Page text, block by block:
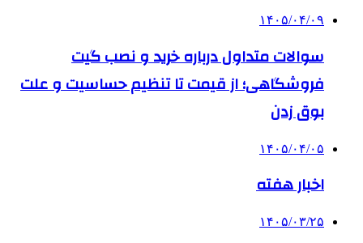
۱۴۰۵/۰۴/۰۹
سوالات متداول درباره خرید و نصب گیت
فروشگاهی؛ از قیمت تا تنظیم حساسیت و علت
بوق زدن
۱۴۰۵/۰۴/۰۵
اخبار هفته
۱۴۰۵/۰۳/۲۵